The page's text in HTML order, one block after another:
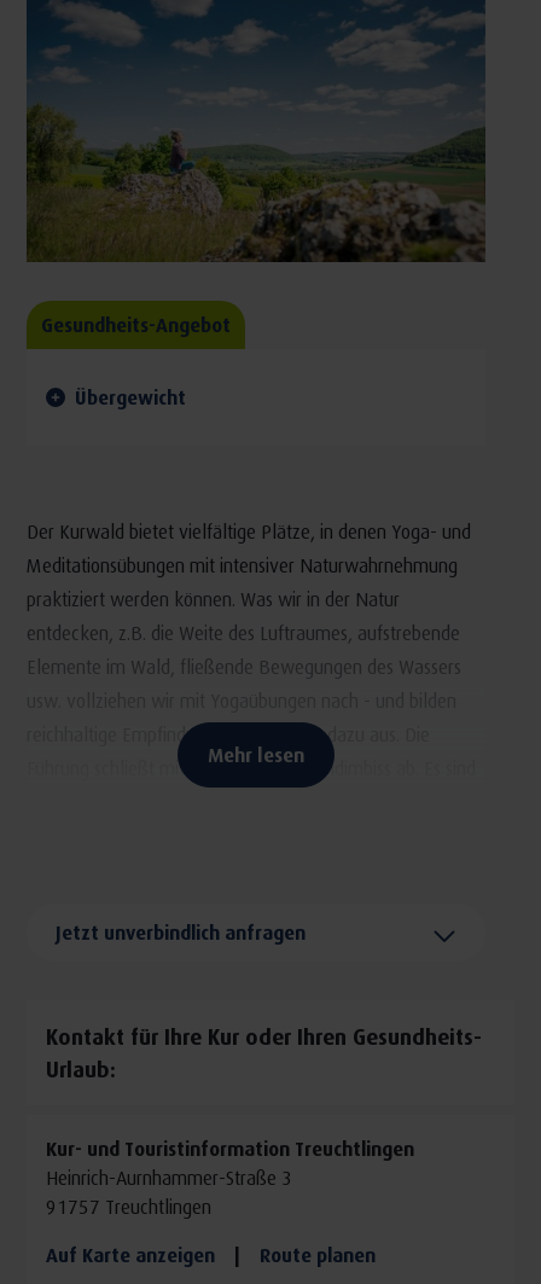
Gesundheits-Angebot
Übergewicht
Der Kurwald bietet vielfältige Plätze, in denen Yoga- und
Meditationsübungen mit intensiver Naturwahrnehmung
praktiziert werden können. Was wir in der Natur
entdecken, z.B. die Weite des Luftraumes, aufstrebende
Elemente im Wald, fließende Bewegungen des Wassers
reichhaltige Empfindungen im Inneren dazu aus. Die
Führung schließt mit einem kleinen Waldimbiss ab. Es sind
Angelika Liefke undHeike Klischat-Loos
Versorgungsforschung (IBE) der Ludwig-Maximilians-
Universität München sowie der Ärztegesellschaft für
Waldgesundheitstrainerinnen begleiten Sie bei den
Waldgesundheitstrainingseinheiten.
Bitte mitbringen: Getränk, Übungsmatte, kleines Handtuch,
Mehr lesen
Jetzt unverbindlich anfragen
Kontakt für Ihre Kur oder Ihren Gesundheits-
Urlaub:
Kur- und Touristinformation Treuchtlingen
Heinrich-Aurnhammer-Straße 3
91757 Treuchtlingen
Auf Karte anzeigen | Route planen